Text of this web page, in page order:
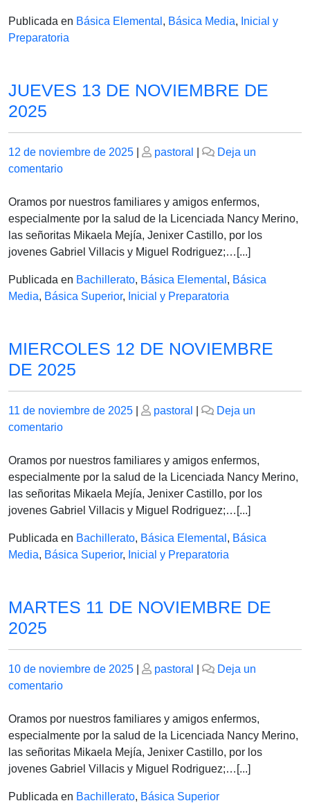
Publicada en Básica Elemental , Básica Media, Inicial y
Preparatoria
JUEVES 13 DE NOVIEMBRE DE
2025
Publicado
el
12 de noviembre de 2025
Publicado
pastoral
Deja un
comentarioen
13
DE
NOVIEMBRE
DE
Oramos por nuestros familiares y amigos enfermos,
especialmente por la salud de la Licenciada Nancy Merino,
las señoritas Mikaela Mejía, Jenixer Castillo, por los
jovenes Gabriel Villacis y Miguel Rodriguez;…[...]
Publicada en Bachillerato, Básica Elemental , Básica
Media, Básica Superior, Inicial y Preparatoria
MIERCOLES 12 DE NOVIEMBRE
DE 2025
Publicado
el
11 de noviembre de 2025
Publicado
pastoral
Deja un
comentarioen
12
DE
NOVIEMBRE
DE
Oramos por nuestros familiares y amigos enfermos,
especialmente por la salud de la Licenciada Nancy Merino,
las señoritas Mikaela Mejía, Jenixer Castillo, por los
jovenes Gabriel Villacis y Miguel Rodriguez;…[...]
Publicada en Bachillerato, Básica Elemental , Básica
Media, Básica Superior, Inicial y Preparatoria
MARTES 11 DE NOVIEMBRE DE
2025
Publicado
el
10 de noviembre de 2025
Publicado
pastoral
Deja un
comentarioen
11
DE
NOVIEMBRE
DE
Oramos por nuestros familiares y amigos enfermos,
especialmente por la salud de la Licenciada Nancy Merino,
las señoritas Mikaela Mejía, Jenixer Castillo, por los
jovenes Gabriel Villacis y Miguel Rodriguez;…[...]
Publicada en Bachillerato, Básica Superior